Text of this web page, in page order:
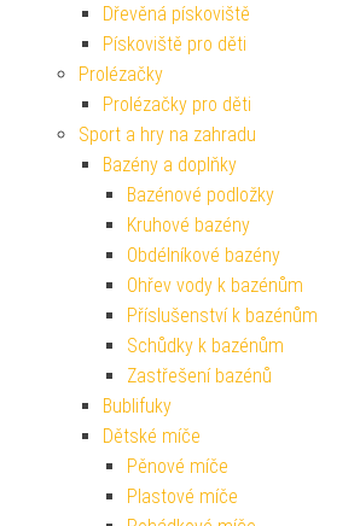
Dřevěná pískoviště
Pískoviště pro děti
Prolézačky
Prolézačky pro děti
Sport a hry na zahradu
Bazény a doplňky
Bazénové podložky
Kruhové bazény
Obdélníkové bazény
Ohřev vody k bazénům
Příslušenství k bazénům
Schůdky k bazénům
Zastřešení bazénů
Bublifuky
Dětské míče
Pěnové míče
Plastové míče